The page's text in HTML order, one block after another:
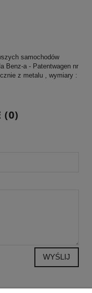
samochodów
Benz-a - Patentwagen nr
z metalu , wymiary :
(0)
WYŚLIJ